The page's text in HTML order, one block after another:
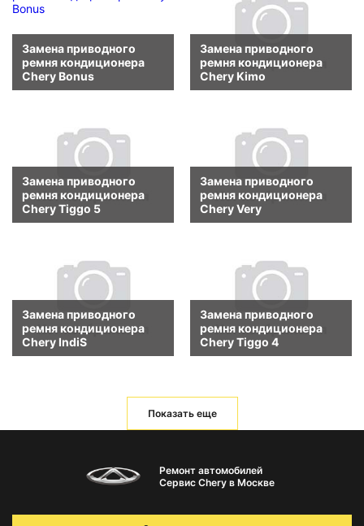
Замена приводного
ремня кондиционера
Chery Bonus
Замена приводного
ремня кондиционера
Chery Kimo
Замена приводного
ремня кондиционера
Chery Tiggo 5
Замена приводного
ремня кондиционера
Chery Very
Замена приводного
ремня кондиционера
Chery IndiS
Замена приводного
ремня кондиционера
Chery Tiggo 4
Показать еще
Ремонт автомобилей
Сервис Chery в Москве